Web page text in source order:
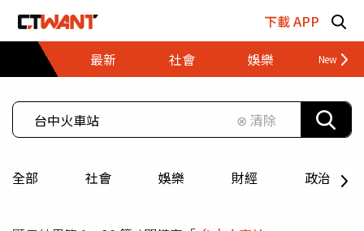
下載 APP
最新
社會 娛樂 財經
⊗ 清除
全部 社會 娛樂 財經 政治